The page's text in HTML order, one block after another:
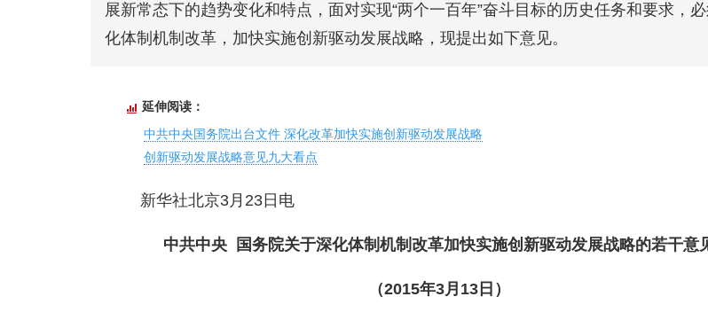
展新常态下的趋势变化和特点，面对实现“两个一百年”奋斗目标的历史任务和要求，
化体制机制改革，加快实施创新驱动发展战略，现提出如下意见。
延伸阅读：
中共中央国务院出台文件 深化改革加快实施创新驱动发展战略
创新驱动发展战略意见九大看点
新华社北京3月23日电
中共中央 国务院关于深化体制机制改革加快实施创新驱动发展战略的若干意
（2015年3月13日）